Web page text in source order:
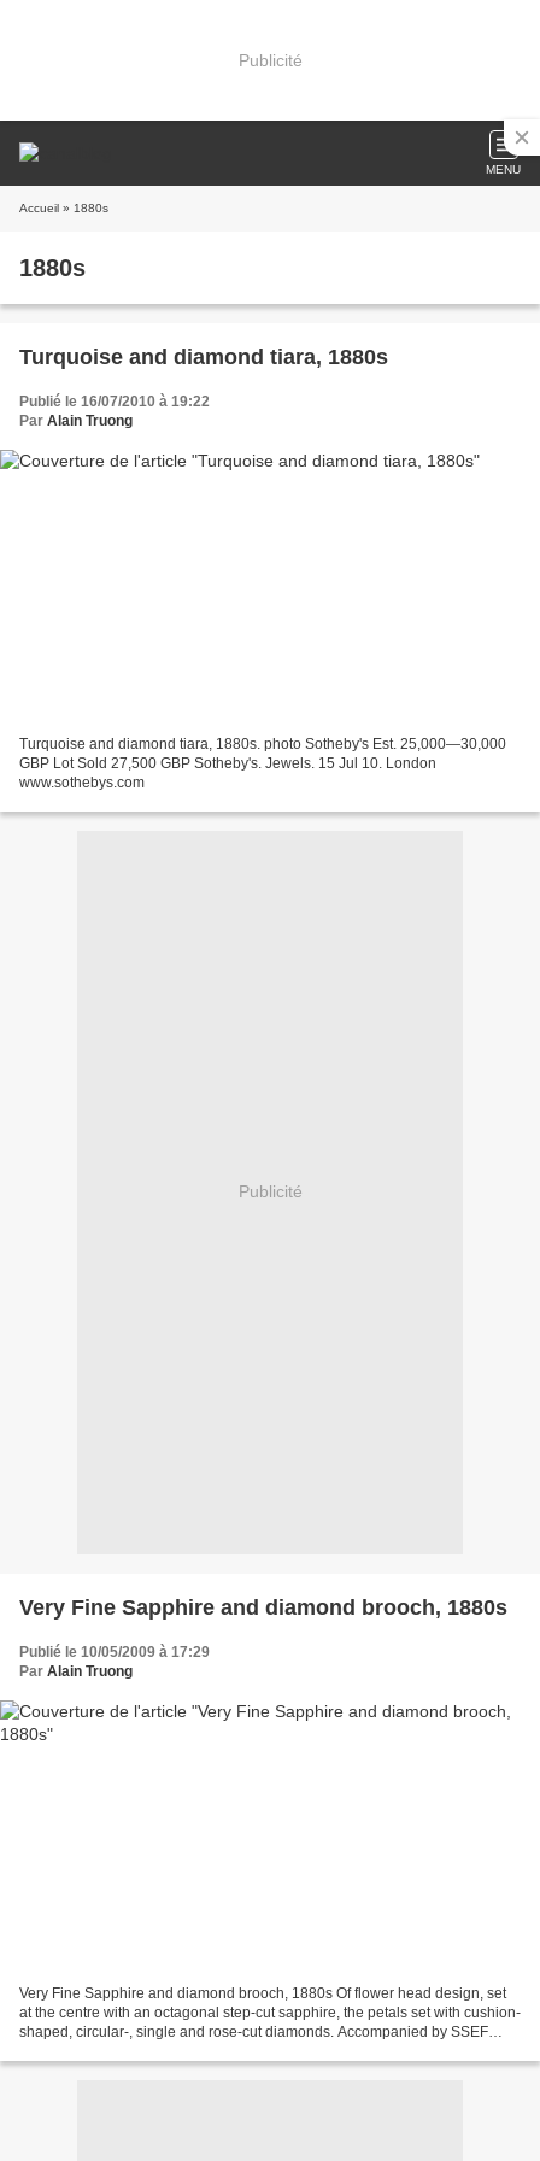
Publicité
MENU
Accueil » 1880s
1880s
Turquoise and diamond tiara, 1880s
Publié le 16/07/2010 à 19:22
Par Alain Truong
Turquoise and diamond tiara, 1880s. photo Sotheby's Est. 25,000—30,000
GBP Lot Sold 27,500 GBP Sotheby's. Jewels. 15 Jul 10. London
www.sothebys.com
Publicité
Very Fine Sapphire and diamond brooch, 1880s
Publié le 10/05/2009 à 17:29
Par Alain Truong
Very Fine Sapphire and diamond brooch, 1880s Of flower head design, set
at the centre with an octagonal step-cut sapphire, the petals set with cushion-
shaped, circular-, single and rose-cut diamonds. Accompanied by SSEF